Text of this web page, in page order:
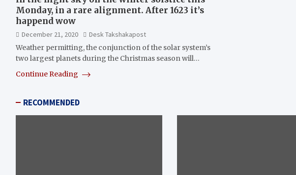
Monday, in a rare alignment. After 1623 it’s
happend wow
December 21, 2020
Desk Takshakapost
Weather permitting, the conjunction of the solar system’s
two largest planets during the Christmas season will…
Continue Reading
RECOMMENDED